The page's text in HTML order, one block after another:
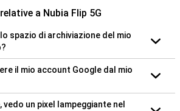
a Nubia Flip 5G
spazio di archiviazione del mio
il mio account Google dal mio
un pixel lampeggiante nel